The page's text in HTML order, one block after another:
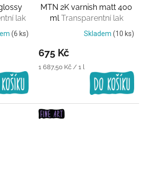
lak
(6 ks)
MTN 2K varnish matt 400
mlTransparentní lak
Skladem (10 ks)
675 Kč
Měrná
1 687,50 Kč / 1 l